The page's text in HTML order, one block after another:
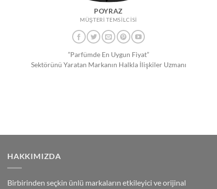
POYRAZ
MÜŞTERİ TEMSİLCİSİ
”Parfümde En Uygun Fiyat”
Sektörünü Yaratan Markanın Halkla İlişkiler Uzmanı
HAKKIMIZDA
Birbirinden seçkin ünlü markaların etkileyici ve orijinal